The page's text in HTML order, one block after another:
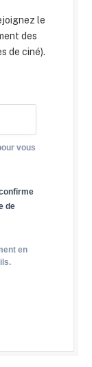
le
des
de ciné).
vous
de
en